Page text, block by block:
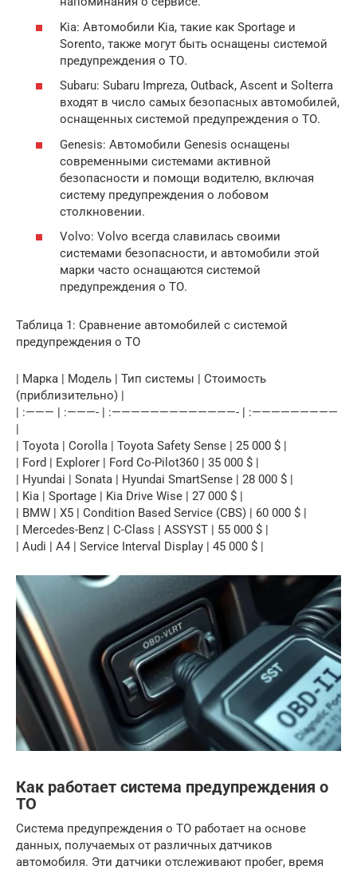
Kia: Автомобили Kia, такие как Sportage и
Sorento, также могут быть оснащены системой
предупреждения о ТО.
Subaru: Subaru Impreza, Outback, Ascent и Solterra
входят в число самых безопасных автомобилей,
оснащенных системой предупреждения о ТО.
Genesis: Автомобили Genesis оснащены
современными системами активной
безопасности и помощи водителю, включая
систему предупреждения о лобовом
столкновении.
Volvo: Volvo всегда славилась своими
системами безопасности, и автомобили этой
марки часто оснащаются системой
предупреждения о ТО.
Таблица 1: Сравнение автомобилей с системой
предупреждения о ТО
| Марка | Модель | Тип системы | Стоимость
(приблизительно) |
| :——— | :———- | :—————————————- | :—————————
|
| Toyota | Corolla | Toyota Safety Sense | 25 000 $ |
| Ford | Explorer | Ford Co-Pilot360 | 35 000 $ |
| Hyundai | Sonata | Hyundai SmartSense | 28 000 $ |
| Kia | Sportage | Kia Drive Wise | 27 000 $ |
| BMW | X5 | Condition Based Service (CBS) | 60 000 $ |
| Mercedes-Benz | C-Class | ASSYST | 55 000 $ |
| Audi | A4 | Service Interval Display | 45 000 $ |
Как работает система предупреждения о
ТО
Система предупреждения о ТО работает на основе
данных, получаемых от различных датчиков
автомобиля. Эти датчики отслеживают пробег, время